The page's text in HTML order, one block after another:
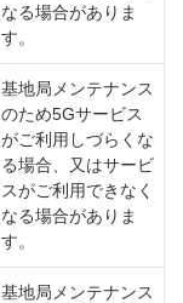
なる場合がありま
す。
基地局メンテナンス
のため5Gサービス
がご利用しづらくな
る場合、又はサービ
スがご利用できなく
なる場合がありま
す。
基地局メンテナンス